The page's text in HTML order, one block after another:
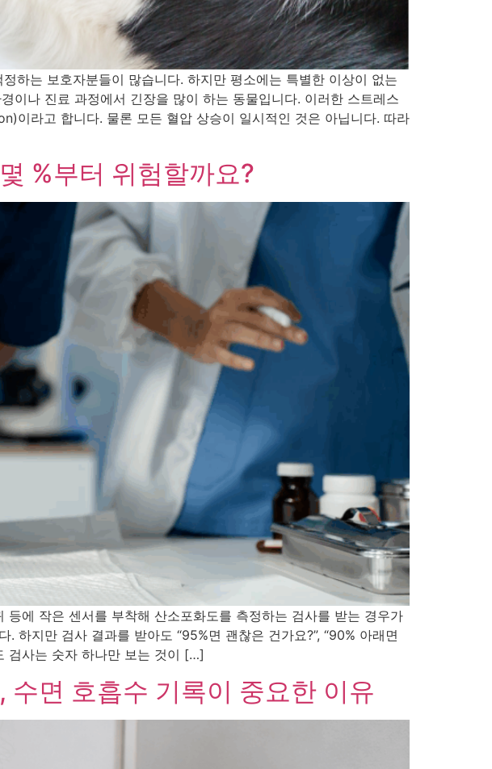
하는 보호자분들이 많습니다. 하지만 평소에는 특별한 이상이 없는
이나 진료 과정에서 긴장을 많이 하는 동물입니다. 이러한 스트레스
이라고 합니다. 물론 모든 혈압 상승이 일시적인 것은 아닙니다. 따라
%부터 위험할까요?
에 작은 센서를 부착해 산소포화도를 측정하는 검사를 받는 경우가
하지만 검사 결과를 받아도 “95%면 괜찮은 건가요?”, “90% 아래면
검사는 숫자 하나만 보는 것이 […]
면 호흡수 기록이 중요한 이유